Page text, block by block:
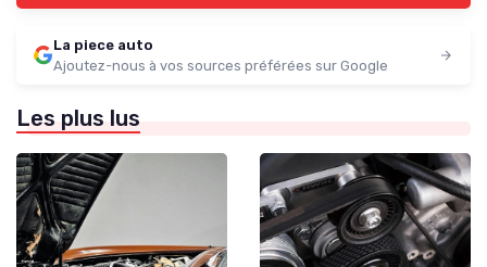
La piece auto
Ajoutez-nous à vos sources préférées sur Google
Les plus lus